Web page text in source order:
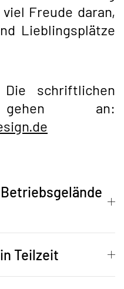
Freude daran,
Lieblingsplätze
schriftlichen
gehen an:
Teilzeit